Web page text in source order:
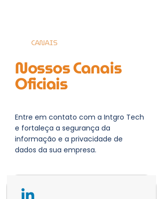
CANAIS
Nossos Canais
Oficiais
Entre em contato com a Intgro Tech
e fortaleça a segurança da
informação e a privacidade de
dados da sua empresa.